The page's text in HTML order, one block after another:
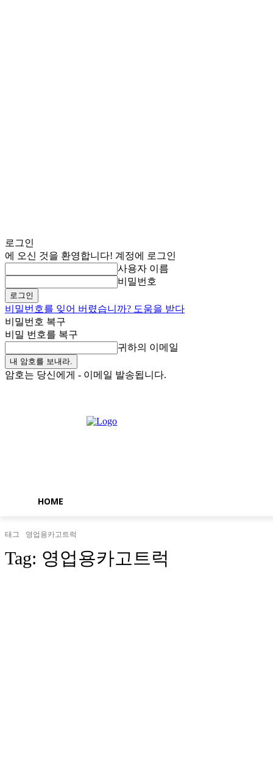
로그인
에 오신 것을 환영합니다! 계정에 로그인
사용자 이름
비밀번호
비밀번호를 잊어 버렸습니까? 도움을 받다
비밀번호 복구
비밀 번호를 복구
귀하의 이메일
암호는 당신에게 - 이메일 발송됩니다.
HOME
태그 영업용카고트럭
Tag: 영업용카고트럭